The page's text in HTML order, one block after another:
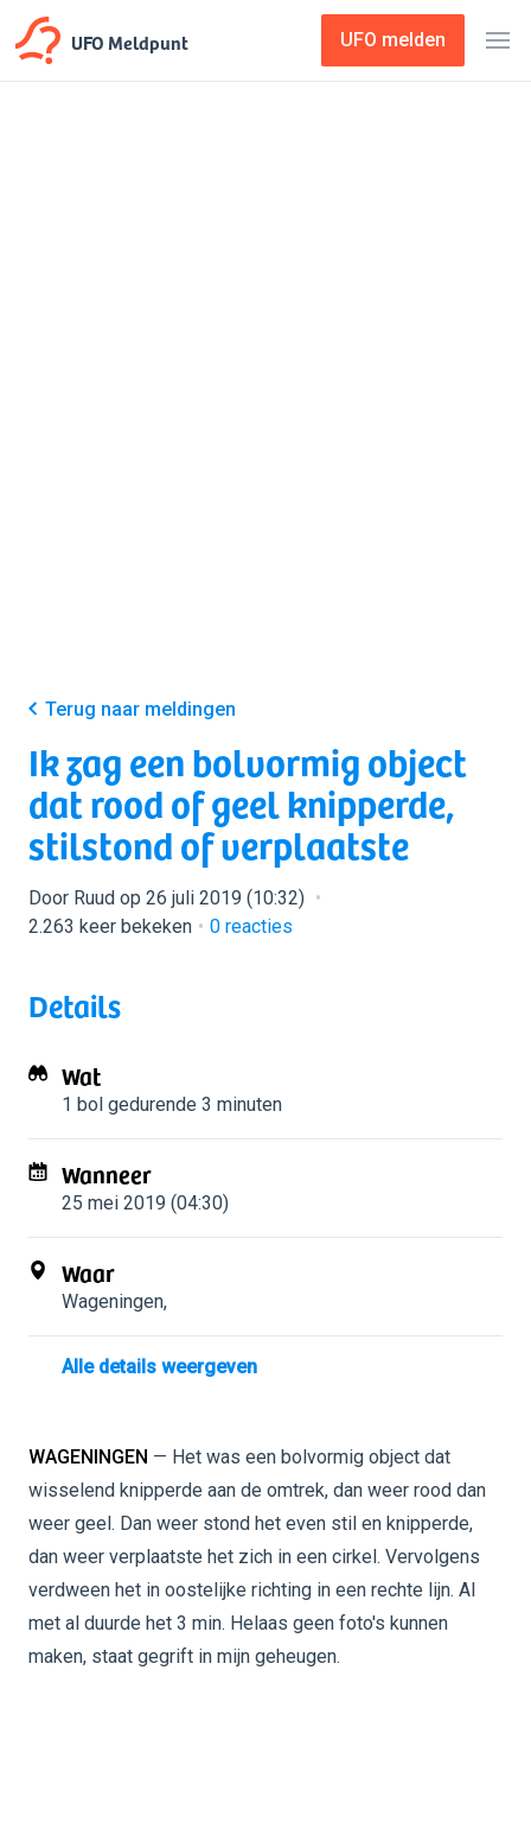
UFO Meldpunt UFO melden
Terug naar meldingen
Ik zag een bolvormig object
dat rood of geel knipperde,
stilstond of verplaatste
Door Ruud op 26 juli 2019 (10:32)
2.263 keer bekeken
0 reacties
Details
Wat
1 bol gedurende 3 minuten
Wanneer
25 mei 2019 (04:30)
Waar
Wageningen,
Alle details weergeven
WAGENINGEN — Het was een bolvormig object dat
wisselend knipperde aan de omtrek, dan weer rood dan
weer geel. Dan weer stond het even stil en knipperde,
dan weer verplaatste het zich in een cirkel. Vervolgens
verdween het in oostelijke richting in een rechte lijn. Al
met al duurde het 3 min. Helaas geen foto's kunnen
maken, staat gegrift in mijn geheugen.